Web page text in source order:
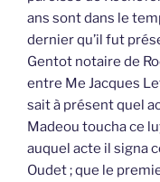
ans sont dans le
dernier qu’il fut
Gentot notaire de
entre Me Jacques
sait à présent quel
Madeou toucha ce
auquel acte il signa
Oudet ; que le